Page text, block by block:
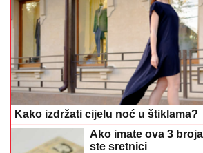
Kako izdržati cijelu noć u štiklama?
Ako imate ova 3
ste sretnici